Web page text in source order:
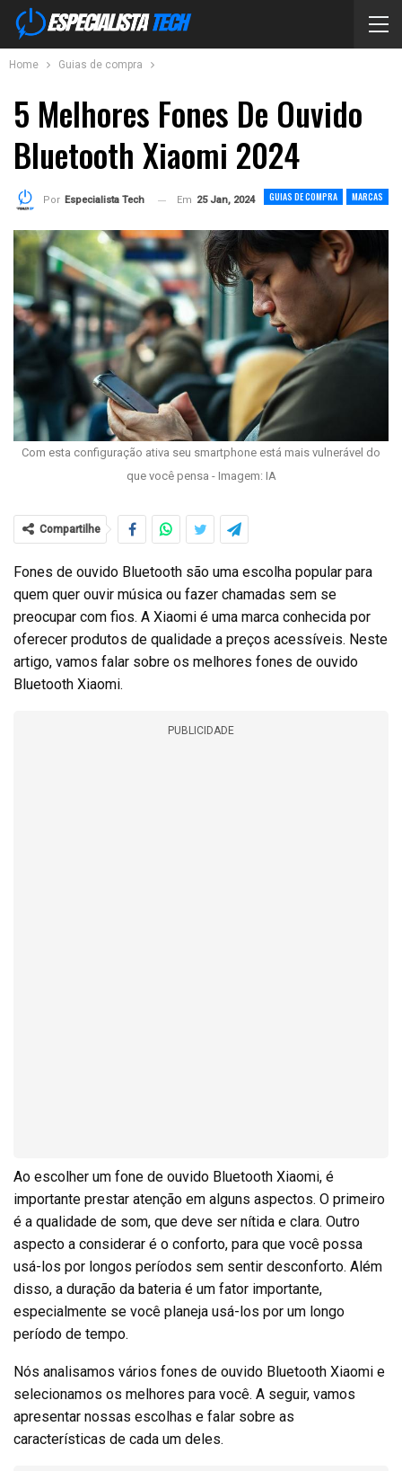
Home Guias de compra
5 Melhores Fones De Ouvido
Bluetooth Xiaomi 2024
GUIAS DE COMPRA MARCAS
Por Especialista Tech Em 25 Jan, 2024
Com esta configuração ativa seu smartphone está mais vulnerável do
que você pensa - Imagem: IA
Compartilhe
Fones de ouvido Bluetooth são uma escolha popular para
quem quer ouvir música ou fazer chamadas sem se
preocupar com fios. A Xiaomi é uma marca conhecida por
oferecer produtos de qualidade a preços acessíveis. Neste
artigo, vamos falar sobre os melhores fones de ouvido
Bluetooth Xiaomi.
PUBLICIDADE
Ao escolher um fone de ouvido Bluetooth Xiaomi, é
importante prestar atenção em alguns aspectos. O primeiro
é a qualidade de som, que deve ser nítida e clara. Outro
aspecto a considerar é o conforto, para que você possa
usá-los por longos períodos sem sentir desconforto. Além
disso, a duração da bateria é um fator importante,
especialmente se você planeja usá-los por um longo
período de tempo.
Nós analisamos vários fones de ouvido Bluetooth Xiaomi e
selecionamos os melhores para você. A seguir, vamos
apresentar nossas escolhas e falar sobre as
características de cada um deles.